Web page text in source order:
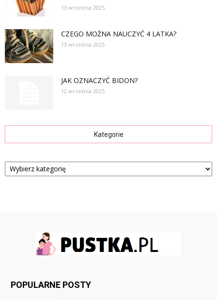
13 września 2025
CZEGO MOŻNA NAUCZYĆ 4 LATKA?
13 września 2025
JAK OZNACZYĆ BIDON?
12 września 2025
Kategorie
Kategorie
POPULARNE POSTY